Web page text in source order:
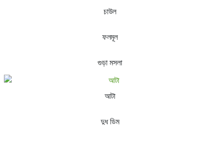
চাউল
ফলমূল
গুড়া মসলা
আটা
দুধ ডিম